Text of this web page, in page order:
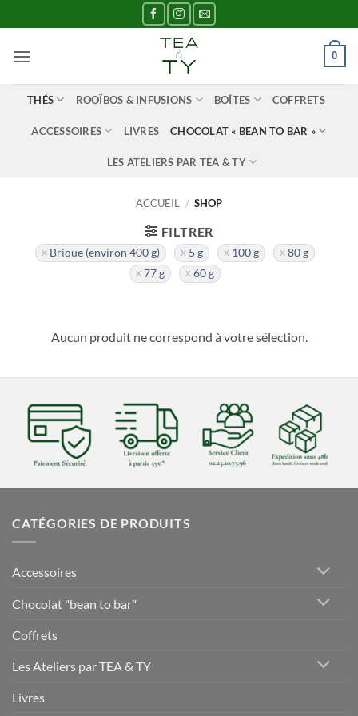
au
contenu
0
THÉS ROOÏBOS & INFUSIONS BOÎTES COFFRETS
ACCESSOIRES LIVRES CHOCOLAT « BEAN TO BAR »
LES ATELIERS PAR TEA & TY
ACCUEIL / SHOP
FILTRER
Brique (environ 400 g) 5 g 100 g
80 g
77 g
60 g
Aucun produit ne correspond à votre sélection.
CATÉGORIES DE PRODUITS
Accessoires
Chocolat "bean to bar"
Coffrets
Les Ateliers par TEA & TY
Livres